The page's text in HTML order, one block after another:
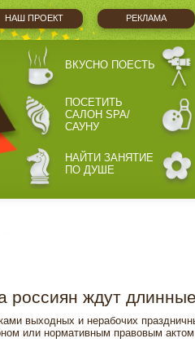
НАШ ПРОЕКТ РЕКЛАМА
ВКУСНО ПОЕСТЬ
ПОСЕТИТЬ
САЛОН SPA/
САУНУ
НАЙТИ ЗАНЯТИЕ
ПО ДУШЕ
россиян ждут
выходных и нерабочих
или нормативным правовым